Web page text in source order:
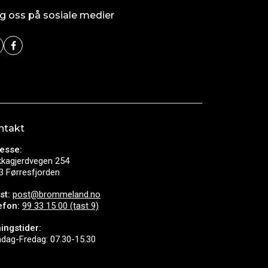
oss på sosiale medier
254
Førresfjorden
post@brommeland.no
99 33 15 00 (tast 9)
Fredag: 07.30-15.30